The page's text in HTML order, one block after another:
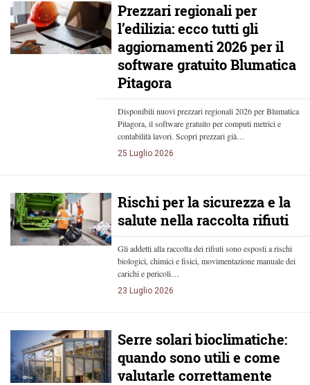
Prezzari regionali per
l’edilizia: ecco tutti gli
aggiornamenti 2026 per il
software gratuito Blumatica
Pitagora
Disponibili nuovi prezzari regionali 2026 per Blumatica
Pitagora, il software gratuito per computi metrici e
contabilità lavori. Scopri prezzari già…
25 Luglio 2026
Rischi per la sicurezza e la
salute nella raccolta rifiuti
Gli addetti alla raccolta dei rifiuti sono esposti a rischi
biologici, chimici e fisici, movimentazione manuale dei
carichi e pericoli…
23 Luglio 2026
Serre solari bioclimatiche:
quando sono utili e come
valutarle correttamente